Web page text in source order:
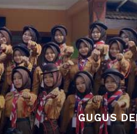
GUGUS